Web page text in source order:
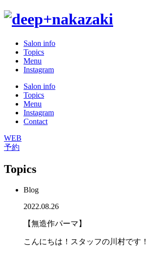
Salon info
Topics
Menu
Instagram
Salon info
Topics
Menu
Instagram
Contact
WEB
予約
Topics
Blog
2022.08.26
【無造作パーマ】
こんにちは！スタッフの川村です！